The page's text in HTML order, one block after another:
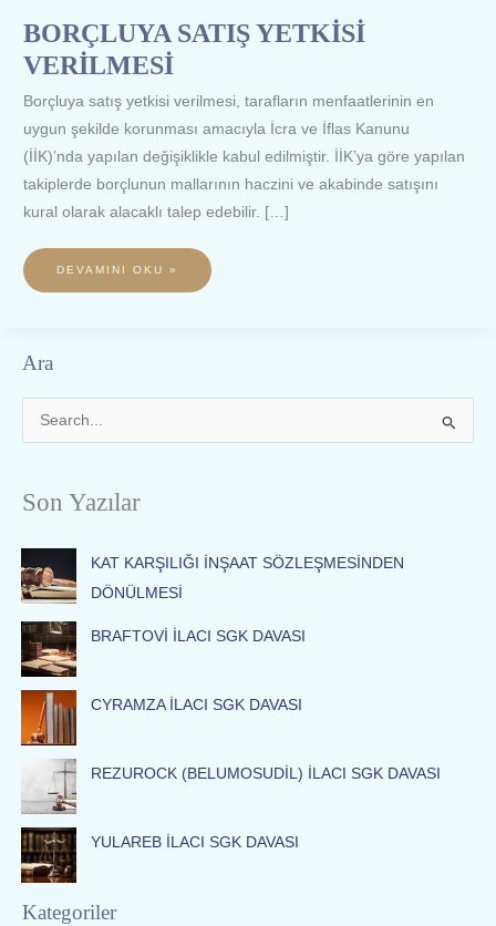
BORÇLUYA SATIŞ YETKİSİ
VERİLMESİ
Borçluya satış yetkisi verilmesi, tarafların menfaatlerinin en
uygun şekilde korunması amacıyla İcra ve İflas Kanunu
(İİK)’nda yapılan değişiklikle kabul edilmiştir. İİK’ya göre yapılan
takiplerde borçlunun mallarının haczini ve akabinde satışını
kural olarak alacaklı talep edebilir. […]
DEVAMINI OKU »
Ara
r
c
h
f
o
r
:
Son Yazılar
KAT KARŞILIĞI İNŞAAT SÖZLEŞMESİNDEN
DÖNÜLMESİ
BRAFTOVİ İLACI SGK DAVASI
CYRAMZA İLACI SGK DAVASI
REZUROCK (BELUMOSUDİL) İLACI SGK DAVASI
YULAREB İLACI SGK DAVASI
Kategoriler